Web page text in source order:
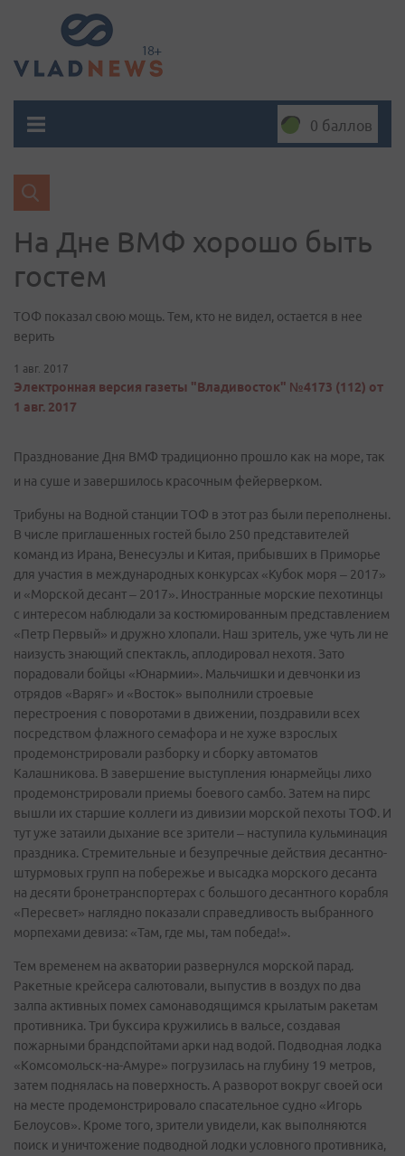
0 баллов
На Дне ВМФ хорошо быть
гостем
ТОФ показал свою мощь. Тем, кто не видел, остается в нее
верить
1 авг. 2017
Электронная версия газеты "Владивосток" №4173 (112) от
1 авг. 2017
Празднование Дня ВМФ традиционно прошло как на море, так
и на суше и завершилось красочным фейерверком.
Трибуны на Водной станции ТОФ в этот раз были переполнены.
В числе приглашенных гостей было 250 представителей
команд из Ирана, Венесуэлы и Китая, прибывших в Приморье
для участия в международных конкурсах «Кубок моря – 2017»
и «Морской десант – 2017». Иностранные морские пехотинцы
с интересом наблюдали за костюмированным представлением
«Петр Первый» и дружно хлопали. Наш зритель, уже чуть ли не
наизусть знающий спектакль, аплодировал нехотя. Зато
порадовали бойцы «Юнармии». Мальчишки и девчонки из
отрядов «Варяг» и «Восток» выполнили строевые
перестроения с поворотами в движении, поздравили всех
посредством флажного семафора и не хуже взрослых
продемонстрировали разборку и сборку автоматов
Калашникова. В завершение выступления юнармейцы лихо
продемонстрировали приемы боевого самбо. Затем на пирс
вышли их старшие коллеги из дивизии морской пехоты ТОФ. И
тут уже затаили дыхание все зрители – наступила кульминация
праздника. Стремительные и безупречные действия десантно-
штурмовых групп на побережье и высадка морского десанта
на десяти бронетранспортерах с большого десантного корабля
«Пересвет» наглядно показали справедливость выбранного
морпехами девиза: «Там, где мы, там победа!».
Тем временем на акватории развернулся морской парад.
Ракетные крейсера салютовали, выпустив в воздух по два
залпа активных помех самонаводящимся крылатым ракетам
противника. Три буксира кружились в вальсе, создавая
пожарными брандспойтами арки над водой. Подводная лодка
«Комсомольск-на-Амуре» погрузилась на глубину 19 метров,
затем поднялась на поверхность. А разворот вокруг своей оси
на месте продемонстрировало спасательное судно «Игорь
Белоусов». Кроме того, зрители увидели, как выполняются
поиск и уничтожение подводной лодки условного противника,